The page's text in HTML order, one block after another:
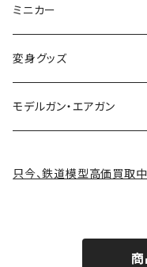
制御機器
ミニカー
変身グッズ
モデルガン・エアガン
只今、鉄道模型高価買取